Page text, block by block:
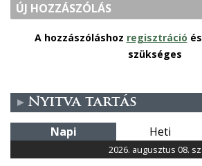
ÚJ HOZZÁSZÓLÁS
A hozzászóláshoz regisztráció és
szükséges
Nyitva tartás
Napi Heti
2026. augusztus 08. sz